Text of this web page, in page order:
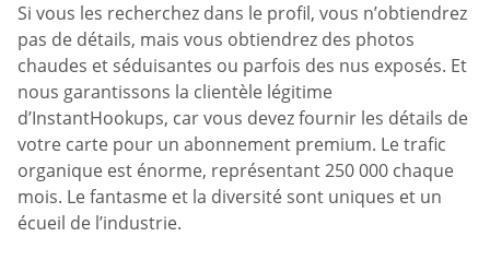
Si vous les recherchez dans le profil, vous n’obtiendrez
pas de détails, mais vous obtiendrez des photos
chaudes et séduisantes ou parfois des nus exposés. Et
nous garantissons la clientèle légitime
d’InstantHookups, car vous devez fournir les détails de
votre carte pour un abonnement premium. Le trafic
organique est énorme, représentant 250 000 chaque
mois. Le fantasme et la diversité sont uniques et un
écueil de l’industrie.